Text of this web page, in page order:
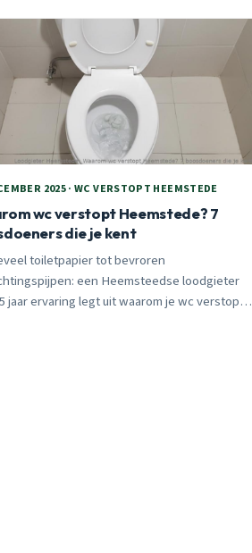
2025 · WC VERSTOPT HEEMSTEDE
wc verstopt Heemstede? 7
die je kent
toiletpapier tot bevroren
een Heemsteedse loodgieter
jaar ervaring legt uit waarom je wc verstopt